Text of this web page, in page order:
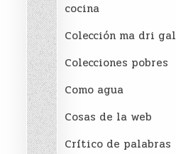
cocina
Colección ma dri gal
Colecciones pobres
Como agua
Cosas de la web
Crítico de palabras